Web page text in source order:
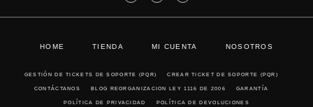
HOME TIENDA MI CUENTA NOSOTROS
GESTIÓN DE TICKETS DE SOPORTE (PQR) CREAR TICKET DE SOPORTE (PQR)
CONTÁCTANOS BLOG REORGANIZACION LEY 1116 DE 2006 GARANTÍA
POLÍTICA DE PRIVACIDAD POLÍTICA DE DEVOLUCIONES